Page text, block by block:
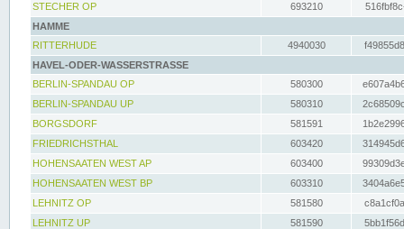
STECHER OP
693210
HAMME
RITTERHUDE
4940030
HAVEL-ODER-WASSERSTRASSE
BERLIN-SPANDAU OP
580300
BERLIN-SPANDAU UP
580310
BORGSDORF
581591
FRIEDRICHSTHAL
603420
HOHENSAATEN WEST AP
603400
HOHENSAATEN WEST BP
603310
LEHNITZ OP
581580
LEHNITZ UP
581590